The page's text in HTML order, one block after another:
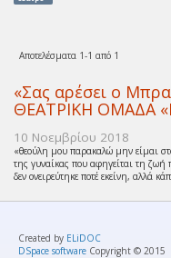
Αποτελέσματα 1-1 από 1
«Σας αρέσει ο
ΘΕΑΤΡΙΚΗ ΟΜΑΔΑ
10 Νοεμβρίου 2018
«θεούλη μου παρακαλώ μην είμαι
της γυναίκας που αφηγείται τη ζωή
δεν ονειρεύτηκε ποτέ εκείνη, αλλά
Created by ELiDOC
DSpace software Copyright © 2015